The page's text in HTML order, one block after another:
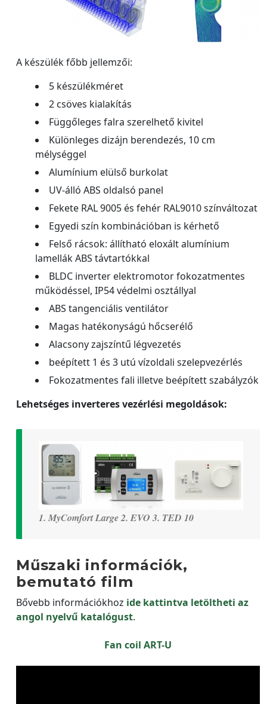
A készülék főbb jellemzői:
5 készülékméret
2 csöves kialakítás
Függőleges falra szerelhető kivitel
Különleges dizájn berendezés, 10 cm
mélységgel
Alumínium elülső burkolat
UV-álló ABS oldalsó panel
Fekete RAL 9005 és fehér RAL9010 színváltozat
Egyedi szín kombinációban is kérhető
Felső rácsok: állítható eloxált alumínium
lamellák ABS távtartókkal
BLDC inverter elektromotor fokozatmentes
működéssel, IP54 védelmi osztállyal
ABS tangenciális ventilátor
Magas hatékonyságú hőcserélő
Alacsony zajszíntű légvezetés
beépített 1 és 3 utú vízoldali szelepvezérlés
Fokozatmentes fali illetve beépített szabályzók
Lehetséges inverteres vezérlési megoldások:
1. MyComfort Large 2. EVO 3. TED 10
Műszaki információk,
bemutató film
Bővebb információkhoz ide kattintva letöltheti az
angol nyelvű katalógust.
Fan coil ART-U